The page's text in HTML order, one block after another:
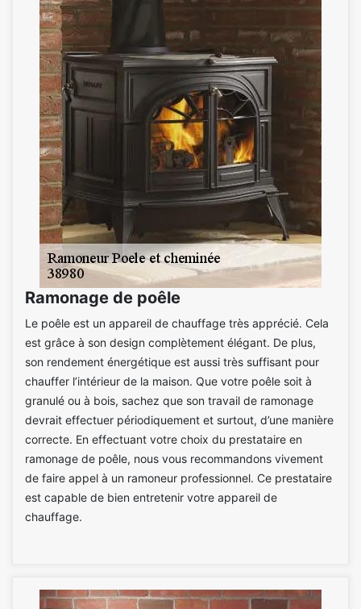
Ramonage de poêle
Le poêle est un appareil de chauffage très apprécié. Cela
est grâce à son design complètement élégant. De plus,
son rendement énergétique est aussi très suffisant pour
chauffer l’intérieur de la maison. Que votre poêle soit à
granulé ou à bois, sachez que son travail de ramonage
devrait effectuer périodiquement et surtout, d’une manière
correcte. En effectuant votre choix du prestataire en
ramonage de poêle, nous vous recommandons vivement
de faire appel à un ramoneur professionnel. Ce prestataire
est capable de bien entretenir votre appareil de
chauffage.